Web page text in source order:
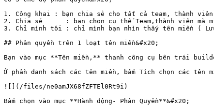
1. Công khai : bạn chia sẻ cho tất cả team, thành
2. Chia sẻ      : bạn chọn cụ thể Team,thành viên mà
3. Chỉ mình tôi : chỉ mình bạn nhìn thấy tên miền (
## Phân quyền trên 1 loạt tên miền&#x20;
Bạn vào mục **Tên miền,** thanh công cụ bên trái
Ở phần danh sách các tên miền, bấm Tích chọn các tên
![](/files/ne0amJX68fZFTEl0Rt9i)
Bấm chọn vào mục **Hành động- Phân Quyền**&#x20;